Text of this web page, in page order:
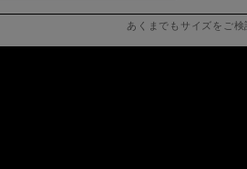
あくまでもサイズをご検